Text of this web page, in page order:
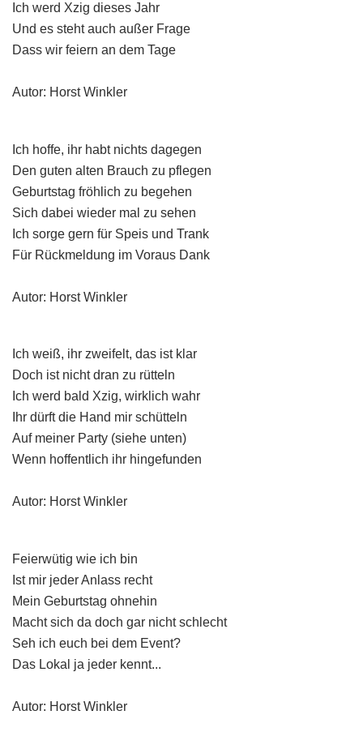
Ich werd Xzig dieses Jahr
Und es steht auch außer Frage
Dass wir feiern an dem Tage
Autor: Horst Winkler
Ich hoffe, ihr habt nichts dagegen
Den guten alten Brauch zu pflegen
Geburtstag fröhlich zu begehen
Sich dabei wieder mal zu sehen
Ich sorge gern für Speis und Trank
Für Rückmeldung im Voraus Dank
Autor: Horst Winkler
Ich weiß, ihr zweifelt, das ist klar
Doch ist nicht dran zu rütteln
Ich werd bald Xzig, wirklich wahr
Ihr dürft die Hand mir schütteln
Auf meiner Party (siehe unten)
Wenn hoffentlich ihr hingefunden
Autor: Horst Winkler
Feierwütig wie ich bin
Ist mir jeder Anlass recht
Mein Geburtstag ohnehin
Macht sich da doch gar nicht schlecht
Seh ich euch bei dem Event?
Das Lokal ja jeder kennt...
Autor: Horst Winkler